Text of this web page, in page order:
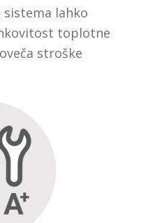
lahko
toplotne
stroške